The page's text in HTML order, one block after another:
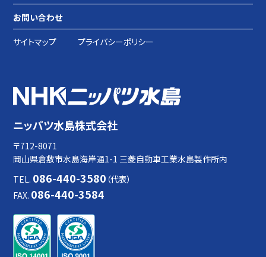
お問い合わせ
サイトマップ プライバシーポリシー
ニッパツ水島株式会社
〒712-8071
岡山県倉敷市水島海岸通1-1 三菱自動車工業水島製作所内
TEL. 086-440-3580 （代表）
FAX. 086-440-3584